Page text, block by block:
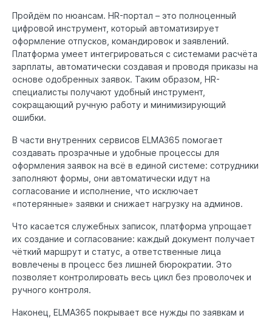
Пройдём по нюансам. HR-портал – это полноценный
цифровой инструмент, который автоматизирует
оформление отпусков, командировок и заявлений.
Платформа умеет интегрироваться с системами расчёта
зарплаты, автоматически создавая и проводя приказы на
основе одобренных заявок. Таким образом, HR-
специалисты получают удобный инструмент,
сокращающий ручную работу и минимизирующий
ошибки.
В части внутренних сервисов ELMA365 помогает
создавать прозрачные и удобные процессы для
оформления заявок на всё в единой системе: сотрудники
заполняют формы, они автоматически идут на
согласование и исполнение, что исключает
«потерянные» заявки и снижает нагрузку на админов.
Что касается служебных записок, платформа упрощает
их создание и согласование: каждый документ получает
чёткий маршрут и статус, а ответственные лица
вовлечены в процесс без лишней бюрократии. Это
позволяет контролировать весь цикл без проволочек и
ручного контроля.
Наконец, ELMA365 покрывает все нужды по заявкам и